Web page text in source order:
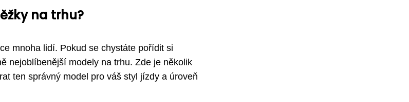
na trhu?
mnoha lidí. Pokud se chystáte pořídit si
nejoblíbenější modely na trhu. Zde je několik
ten správný model pro váš styl jízdy a úroveň